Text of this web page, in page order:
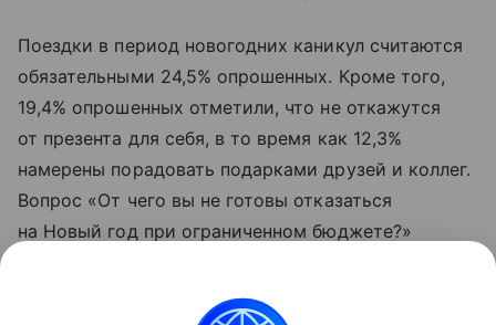
Поездки в период новогодних каникул считаются
обязательными 24,5% опрошенных. Кроме того,
19,4% опрошенных отметили, что не откажутся
от презента для себя, в то время как 12,3%
намерены порадовать подарками друзей и коллег.
Вопрос «От чего вы не готовы отказаться
на Новый год при ограниченном бюджете?»
«Данная информация носит исключительно